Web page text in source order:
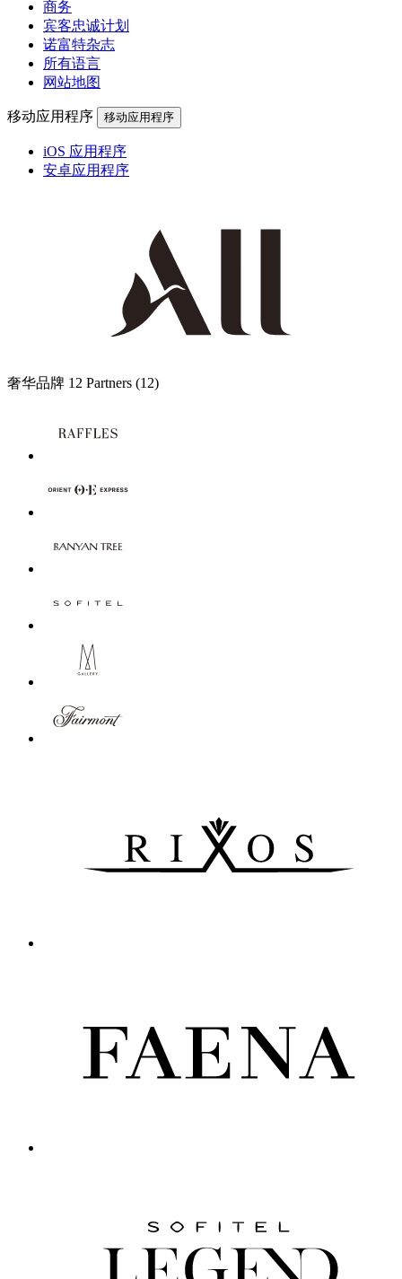
商务
宾客忠诚计划
诺富特杂志
所有语言
网站地图
移动应用程序 移动应用程序
iOS 应用程序
安卓应用程序
奢华品牌 12 Partners (12)